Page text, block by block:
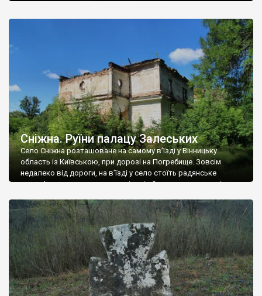
Наддністрянське відрізняється від більшості навколишніх
сіл. У селі є мурована Михайлівська церква. Точної дати […]
Сніжна. Руїни палацу Залеських
Село Сніжна розташоване на самому в’їзді у Вінницьку
область із Київською, при дорозі на Погребище. Зовсім
недалеко від дороги, на в’їзді у село стоїть радянське
рельєфне пано, яке показує жінку і яблуню, а трохи далі, десь
не видно, але видно дві стареньких колії у траві – […]